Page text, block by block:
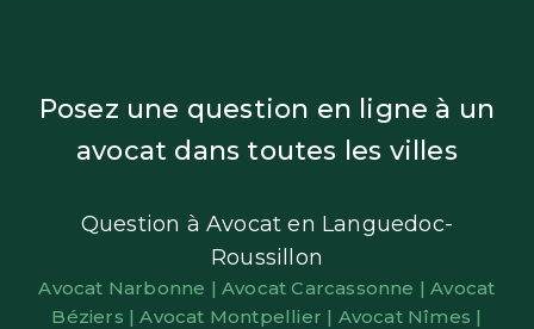
Posez une question en ligne à un
avocat dans toutes les villes
Question à Avocat en Languedoc-
Roussillon
Avocat Narbonne |Avocat Carcassonne |Avocat
Béziers |Avocat Montpellier | Avocat Nîmes |